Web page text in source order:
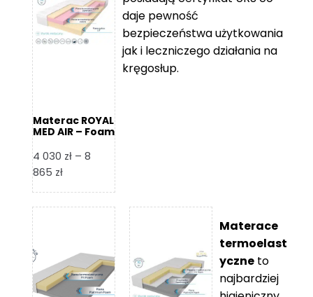
5
279 zł
2
279 zł
Materac ROYAL
MED AIR – Foam
4 030 zł – 8
865 złZakres
od
do
8
865 zł
daje pewność
bezpieczeństwa użytkowania
jak i leczniczego działania na
kręgosłup.
Materace
termoelast
yczne to
najbardziej